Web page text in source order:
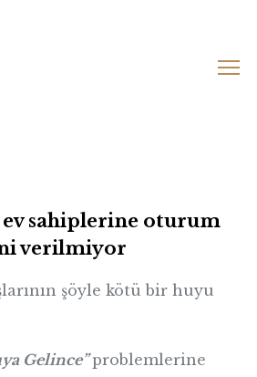
ev sahiplerine oturum
verilmiyor
şöyle kötü bir huyu
Gelince”problemlerine